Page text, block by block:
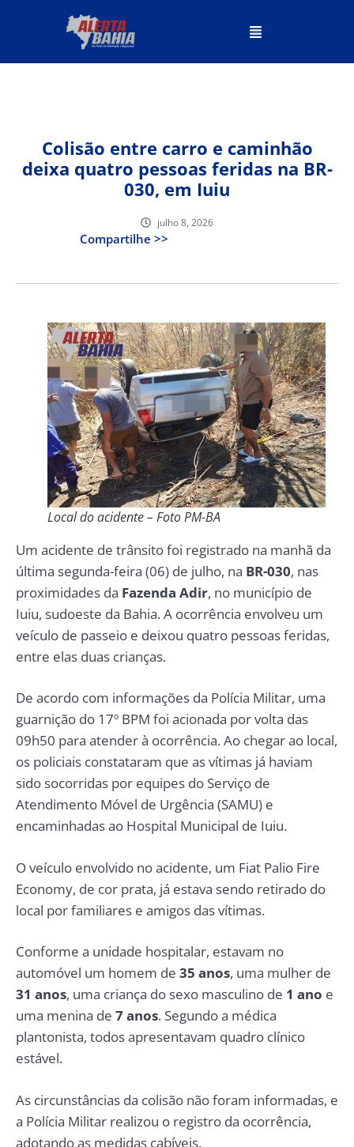
Colisão entre carro e caminhão
deixa quatro pessoas feridas na BR-
030, em Iuiu
julho 8, 2026
Compartilhe >>
Local do acidente – Foto PM-BA
Um acidente de trânsito foi registrado na manhã da
última segunda-feira (06) de julho, na BR-030, nas
proximidades da Fazenda Adir, no município de
Iuiu, sudoeste da Bahia. A ocorrência envolveu um
veículo de passeio e deixou quatro pessoas feridas,
entre elas duas crianças.
De acordo com informações da Polícia Militar, uma
guarnição do 17º BPM foi acionada por volta das
09h50 para atender à ocorrência. Ao chegar ao local,
os policiais constataram que as vítimas já haviam
sido socorridas por equipes do Serviço de
Atendimento Móvel de Urgência (SAMU) e
encaminhadas ao Hospital Municipal de Iuiu.
O veículo envolvido no acidente, um Fiat Palio Fire
Economy, de cor prata, já estava sendo retirado do
local por familiares e amigos das vítimas.
Conforme a unidade hospitalar, estavam no
automóvel um homem de 35 anos, uma mulher de
31 anos, uma criança do sexo masculino de 1 ano e
uma menina de 7 anos. Segundo a médica
plantonista, todos apresentavam quadro clínico
estável.
As circunstâncias da colisão não foram informadas, e
a Polícia Militar realizou o registro da ocorrência,
adotando as medidas cabíveis.